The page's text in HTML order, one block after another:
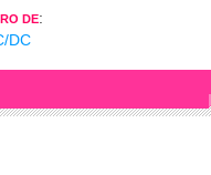
DE:
DC